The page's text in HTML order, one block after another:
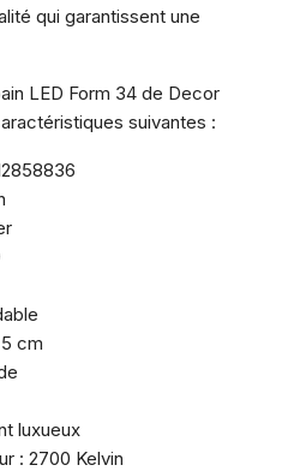
qui garantissent une
LED Form 34 de Decor
suivantes :
cm
luxueux
: 2700 Kelvin